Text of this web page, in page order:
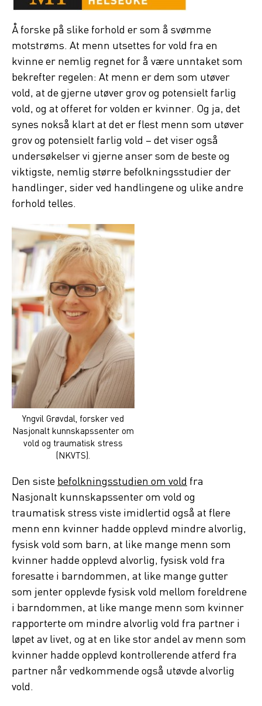
Å forske på slike forhold er som å svømme
motstrøms. At menn utsettes for vold fra en
kvinne er nemlig regnet for å være unntaket som
bekrefter regelen: At menn er dem som utøver
vold, at de gjerne utøver grov og potensielt farlig
vold, og at offeret for volden er kvinner. Og ja, det
synes nokså klart at det er flest menn som utøver
grov og potensielt farlig vold – det viser også
undersøkelser vi gjerne anser som de beste og
viktigste, nemlig større befolkningsstudier der
handlinger, sider ved handlingene og ulike andre
forhold telles.
Yngvil Grøvdal, forsker ved
Nasjonalt kunnskapssenter om
vold og traumatisk stress
(NKVTS).
Den sistebefolkningsstudien om voldfra
Nasjonalt kunnskapssenter om vold og
traumatisk stress viste imidlertid også at flere
menn enn kvinner hadde opplevd mindre alvorlig,
fysisk vold som barn, at like mange menn som
kvinner hadde opplevd alvorlig, fysisk vold fra
foresatte i barndommen, at like mange gutter
som jenter opplevde fysisk vold mellom foreldrene
i barndommen, at like mange menn som kvinner
rapporterte om mindre alvorlig vold fra partner i
løpet av livet, og at en like stor andel av menn som
kvinner hadde opplevd kontrollerende atferd fra
partner når vedkommende også utøvde alvorlig
vold.